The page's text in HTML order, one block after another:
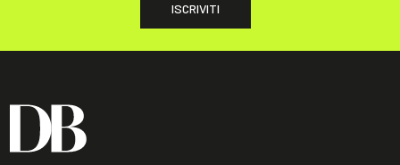
ISCRIVITI